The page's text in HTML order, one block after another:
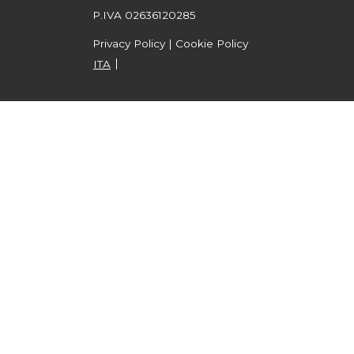
P.IVA 02636120285
Privacy Policy | Cookie Policy
ITA